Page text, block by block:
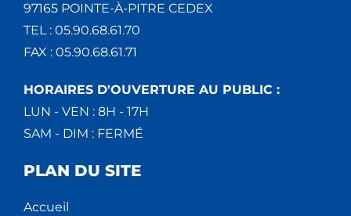
97165 POINTE-À-PITRE CEDEX
TEL : 05.90.68.61.70
FAX : 05.90.68.61.71
HORAIRES D'OUVERTURE AU PUBLIC :
LUN - VEN : 8H - 17H
SAM - DIM : FERMÉ
PLAN DU SITE
Accueil